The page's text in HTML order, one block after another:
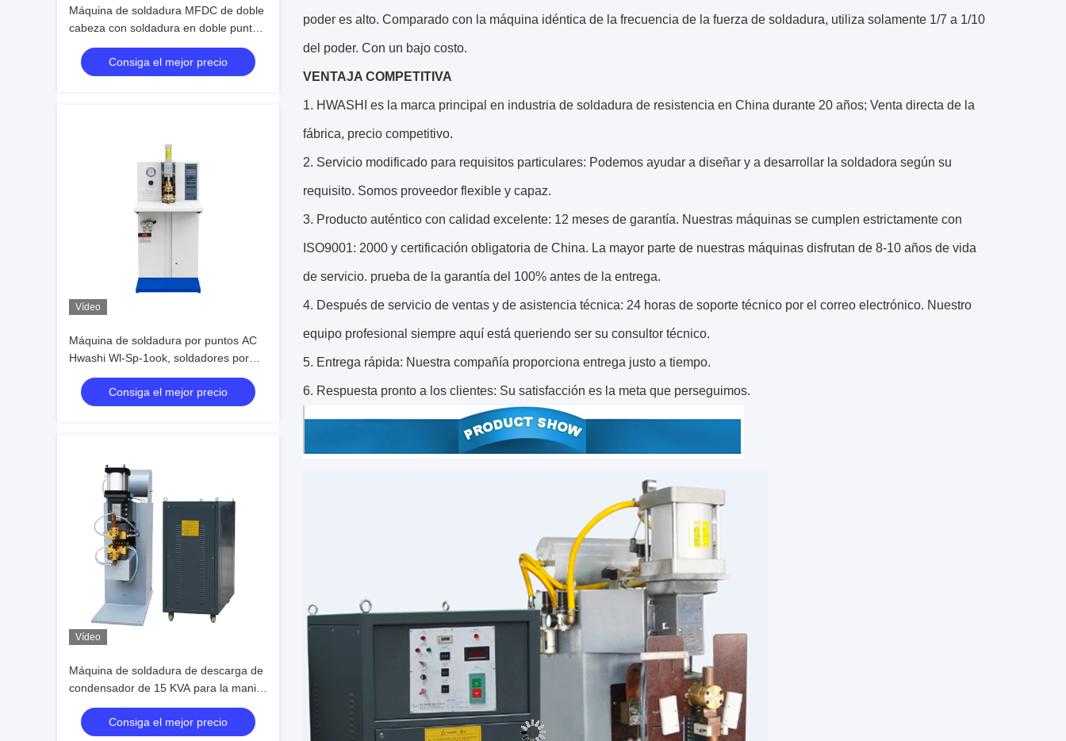
Máquina de soldadura MFDC de doble
cabeza con soldadura en doble punto y
transformador MFDC para clips de
bloqueo de gancho de barril (ancho de
soldadura 600-1000 mm)
Consiga el mejor precio
Vídeo
Máquina de soldadura por puntos AC
Hwashi Wl-Sp-1ook, soldadores por
puntos eléctricos de alto rendimiento
Consiga el mejor precio
Vídeo
Máquina de soldadura de descarga de
condensador de 15 KVA para la manija
de la olla de la nave SS
Consiga el mejor precio
poder es alto. Comparado con la máquina idéntica de la frecuencia de la fuerza de soldadura, utiliza solamente 1/7 a 1/10
del poder. Con un bajo costo.
VENTAJA COMPETITIVA
1. HWASHI es la marca principal en industria de soldadura de resistencia en China durante 20 años; Venta directa de la
fábrica, precio competitivo.
2. Servicio modificado para requisitos particulares: Podemos ayudar a diseñar y a desarrollar la soldadora según su
requisito. Somos proveedor flexible y capaz.
3. Producto auténtico con calidad excelente: 12 meses de garantía. Nuestras máquinas se cumplen estrictamente con
ISO9001: 2000 y certificación obligatoria de China. La mayor parte de nuestras máquinas disfrutan de 8-10 años de vida
de servicio. prueba de la garantía del 100% antes de la entrega.
4. Después de servicio de ventas y de asistencia técnica: 24 horas de soporte técnico por el correo electrónico. Nuestro
equipo profesional siempre aquí está queriendo ser su consultor técnico.
5. Entrega rápida: Nuestra compañía proporciona entrega justo a tiempo.
6. Respuesta pronto a los clientes: Su satisfacción es la meta que perseguimos.